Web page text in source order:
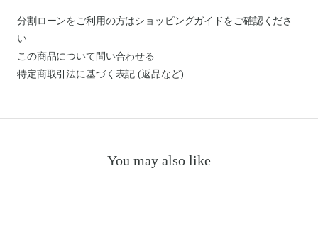
分割ローンをご利用の方はショッピングガイドを ご確認くださ
い
この商品について問い合わせる
特定商取引法に基づく表記 (返品など)
You may also like